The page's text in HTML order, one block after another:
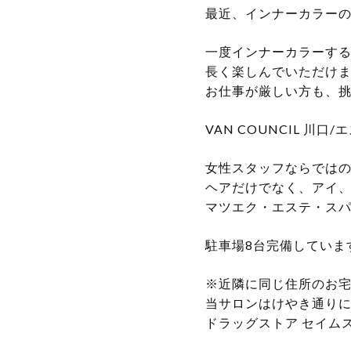
最近、インナーカラー
一度インナーカラーす
長く楽しんでいただけ
お仕事が厳しい方も、
VAN COUNCIL 川口/
女性スタッフならでは
ヘアだけでなく、アイ
マツエク・エステ・ス
駐車場8台完備していま
※近隣に同じ住所のお
当サロンはけやき通り
ドラッグストア セイム